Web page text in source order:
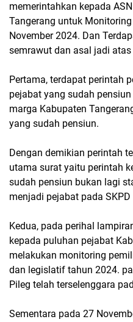
memerintahkan kepada
Tangerang untuk
November 2024. Dan
semrawut dan asal jadi
Pertama, terdapat perintah
pejabat yang sudah
marga Kabupaten
yang sudah pensiun.
Dengan demikian perintah
utama surat yaitu perintah
sudah pensiun bukan lagi
menjadi pejabat pada
Kedua, pada perihal
kepada puluhan pejabat
melakukan monitoring
dan legislatif tahun 2024.
Pileg telah terselenggara
Sementara pada 27